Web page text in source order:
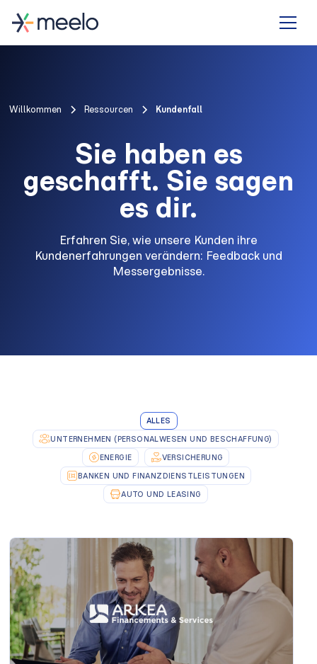
Willkommen Ressourcen Kundenfall
Sie haben es
geschafft. Sie sagen
es dir.
Erfahren Sie, wie unsere Kunden ihre
Kundenerfahrungen verändern: Feedback und
Messergebnisse.
ALLES
UNTERNEHMEN (PERSONALWESEN UND BESCHAFFUNG)
ENERGIE
VERSICHERUNG
BANKEN UND FINANZDIENSTLEISTUNGEN
AUTO UND LEASING